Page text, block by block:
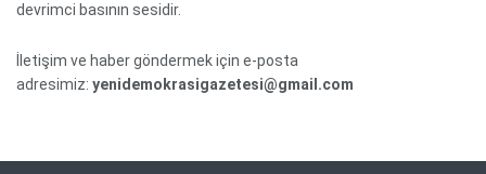
devrimci basının sesidir.
İletişim ve haber göndermek için e-posta
adresimiz: yenidemokrasigazetesi@gmail.com